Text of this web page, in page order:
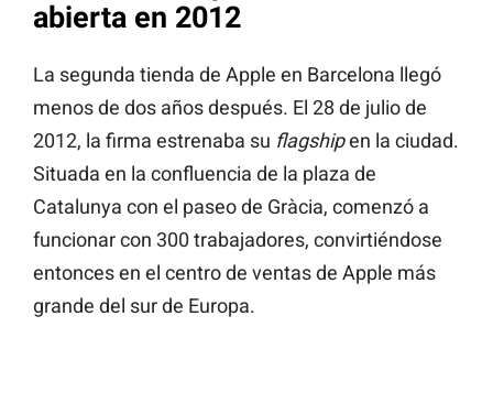
abierta en 2012
La segunda tienda de Apple en Barcelona llegó
menos de dos años después. El 28 de julio de
2012, la firma estrenaba su flagshipen la ciudad.
Situada en la confluencia de la plaza de
Catalunya con el paseo de Gràcia, comenzó a
funcionar con 300 trabajadores, convirtiéndose
entonces en el centro de ventas de Apple más
grande del sur de Europa.